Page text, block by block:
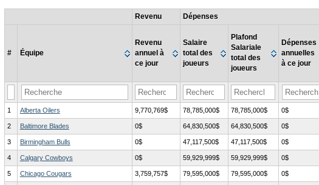
Revenu Dépenses
# Équipe
Revenu
annuel à
ce jour
Salaire
total des
joueurs
Plafond
Salariale
total des
joueurs
Dépenses
annuelles
à ce jour
1 Alberta Oilers 9,770,769$ 78,785,000$ 78,785,000$ 0$
2 Baltimore Blades 0$ 64,830,500$ 64,830,500$ 0$
3 Birmingham Bulls 0$ 47,117,500$ 47,117,500$ 0$
4 Calgary Cowboys 0$ 59,929,999$ 59,929,999$ 0$
5 Chicago Cougars 3,759,757$ 79,595,000$ 79,595,000$ 0$